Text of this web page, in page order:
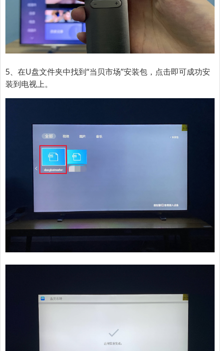
5、在U盘文件夹中找到“当贝市场”安装包，点击即可成功安
装到电视上。